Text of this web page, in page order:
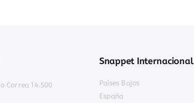
Correa 14.500
Snappet Internacional
Países Bajos
España